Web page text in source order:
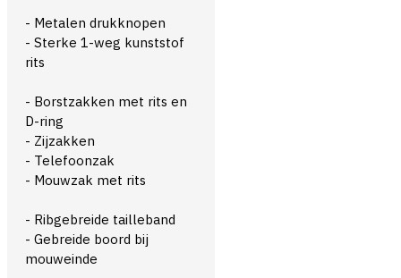
- Metalen drukknopen
- Sterke 1-weg kunststof
rits
- Borstzakken met rits en
D-ring
- Zijzakken
- Telefoonzak
- Mouwzak met rits
- Ribgebreide tailleband
- Gebreide boord bij
mouweinde